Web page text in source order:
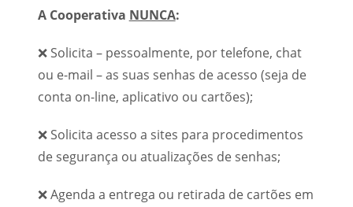
A Cooperativa NUNCA:
❌ Solicita – pessoalmente, por telefone, chat
ou e-mail – as suas senhas de acesso (seja de
conta on-line, aplicativo ou cartões);
❌ Solicita acesso a sites para procedimentos
de segurança ou atualizações de senhas;
❌ Agenda a entrega ou retirada de cartões em